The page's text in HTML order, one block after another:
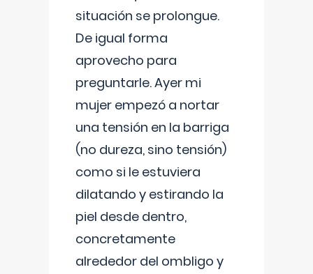
situación se prolongue.
De igual forma
aprovecho para
preguntarle. Ayer mi
mujer empezó a nortar
una tensión en la barriga
(no dureza, sino tensión)
como si le estuviera
dilatando y estirando la
piel desde dentro,
concretamente
alrededor del ombligo y